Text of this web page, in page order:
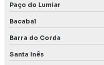
Paço do Lumiar
Bacabal
Barra do Corda
Santa Inês